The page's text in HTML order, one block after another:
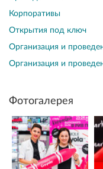
Корпоративы
Открытия под ключ
Организация и
Организация и
Фотогалерея